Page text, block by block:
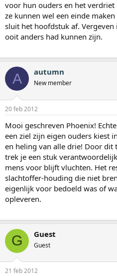
voor hun ouders en het
ze kunnen wel een einde
sluit het hoofdstuk af.
ooit anders had kunnen zijn.
A autumn
New member
20 feb 2012
Mooi geschreven Phoenix!
een ziel zijn eigen ouders kiest
en heling van alle drie! Door dit
trek je een stuk
mens voor blijft vluchten. Het
slachtoffer-houding die niet
eigenlijk voor bedoeld was of
opleveren.
G Guest
Guest
21 feb 2012